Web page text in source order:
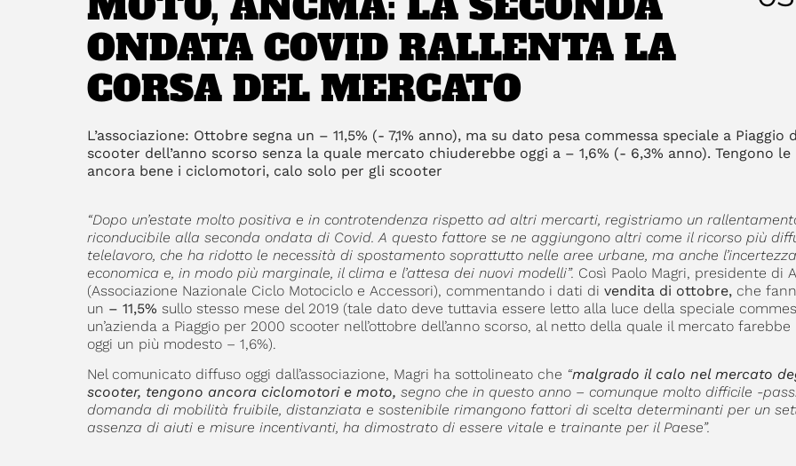
ONDATA COVID RALLENTA LA
CORSA DEL MERCATO
L’associazione: Ottobre segna un – 11,5% (- 7,1% anno), ma su dato pesa commessa speciale a Piaggio
scooter dell’anno scorso senza la quale mercato chiuderebbe oggi a – 1,6% (- 6,3% anno). Tengono
ancora bene i ciclomotori, calo solo per gli scooter
“Dopo un’estate molto positiva e in controtendenza rispetto ad altri mercarti, registriamo un
riconducibile alla seconda ondata di Covid. A questo fattore se ne aggiungono altri come il ricorso più
telelavoro, che ha ridotto le necessità di spostamento soprattutto nelle aree urbane, ma anche l’incertezza
economica e, in modo più marginale, il clima e l’attesa dei nuovi modelli”. Così Paolo Magri, presidente di
(Associazione Nazionale Ciclo Motociclo e Accessori), commentando i dati di vendita di ottobre, che
un – 11,5% sullo stesso mese del 2019 (tale dato deve tuttavia essere letto alla luce della speciale
un’azienda a Piaggio per 2000 scooter nell’ottobre dell’anno scorso, al netto della quale il mercato farebbe
oggi un più modesto – 1,6%).
Nel comunicato diffuso oggi dall’associazione, Magri ha sottolineato che “malgrado il calo nel mercato
scooter, tengono ancora ciclomotori e moto, segno che in questo anno – comunque molto difficile -
domanda di mobilità fruibile, distanziata e sostenibile rimangono fattori di scelta determinanti per un
assenza di aiuti e misure incentivanti, ha dimostrato di essere vitale e trainante per il Paese”.